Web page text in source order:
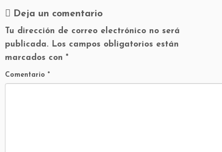
Deja un comentario
Tu dirección de correo electrónico no será
publicada. Los campos obligatorios están
marcados con *
Comentario *